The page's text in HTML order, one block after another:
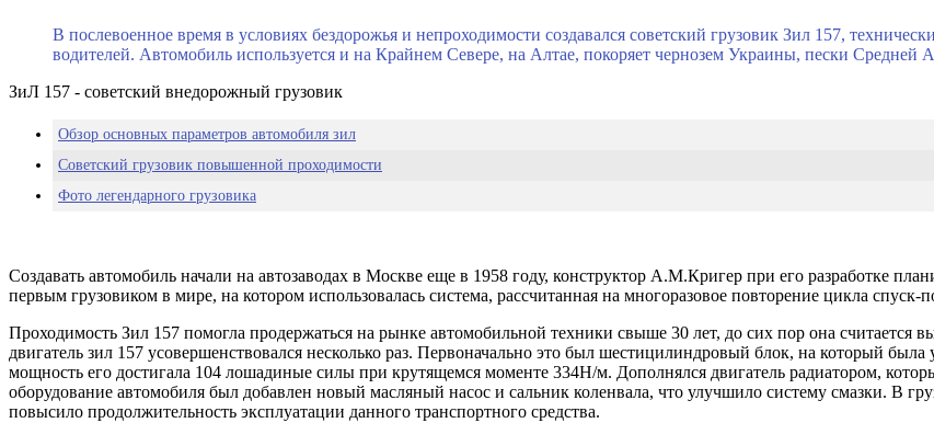
В послевоенное время в условиях бездорожья и непроходимости создавался советский грузовик Зил 157,
водителей. Автомобиль используется и на Крайнем Севере, на Алтае, покоряет чернозем Украины, пески Средней
ЗиЛ 157 - советский внедорожный грузовик
Обзор основных параметров автомобиля зил
Советский грузовик повышенной проходимости
Фото легендарного грузовика
Создавать автомобиль начали на автозаводах в Москве еще в 1958 году, конструктор А.М.Кригер при его разработке
первым грузовиком в мире, на котором использовалась система, рассчитанная на многоразовое повторение цикла спуск-
Проходимость Зил 157 помогла продержаться на рынке автомобильной техники свыше 30 лет, до сих пор она
двигатель зил 157 усовершенствовался несколько раз. Первоначально это был шестицилиндровый блок, на который
мощность его достигала 104 лошадиные силы при крутящемся моменте 334Н/м. Дополнялся двигатель радиатором,
оборудование автомобиля был добавлен новый масляный насос и сальник коленвала, что улучшило систему смазки. В
повысило продолжительность эксплуатации данного транспортного средства.